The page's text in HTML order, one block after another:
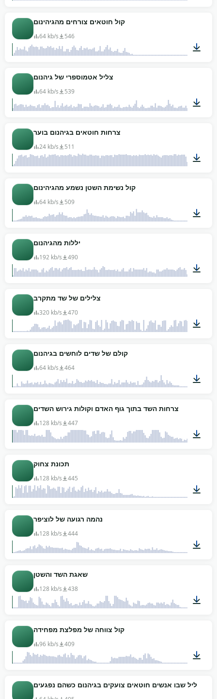
קול חוטאים צורחים מהגיהינום
64 kb/s 546
צליל אטמוספרי של גיהנום
64 kb/s 539
צרחות חוטאים בגיהנום בוער
24 kb/s 511
קול נשימת השטן נשמע מהגיהינום
64 kb/s 509
יללות מהגיהנום
192 kb/s 490
צלילים של שד מתקרב
320 kb/s 470
קולם של שדים לוחשים בגיהנום
64 kb/s 464
צרחות השד בתוך גוף האדם וקולות גירוש השדים
128 kb/s 447
תכונת צחוק
128 kb/s 445
נהמה רגועה של לוציפר
128 kb/s 444
שאגת השד והשטן
128 kb/s 438
קול צווחה של מפלצת מפחידה
96 kb/s 409
00:05
הצליל שבו אנשים חוטאים צועקים בגיהנום כשהם נפגעים